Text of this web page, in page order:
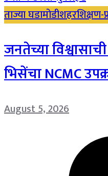
ताज्या घडामोडीशहरशिक्षण-
जनतेच्या
भिसेंचा NCMC
August 5, 2026